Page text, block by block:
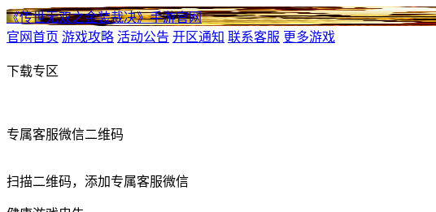
《传世无双之金装裁决》手游官网
官网首页 游戏攻略 活动公告 开区通知 联系客服 更多游戏
下载专区
专属客服微信二维码
扫描二维码，添加专属客服微信